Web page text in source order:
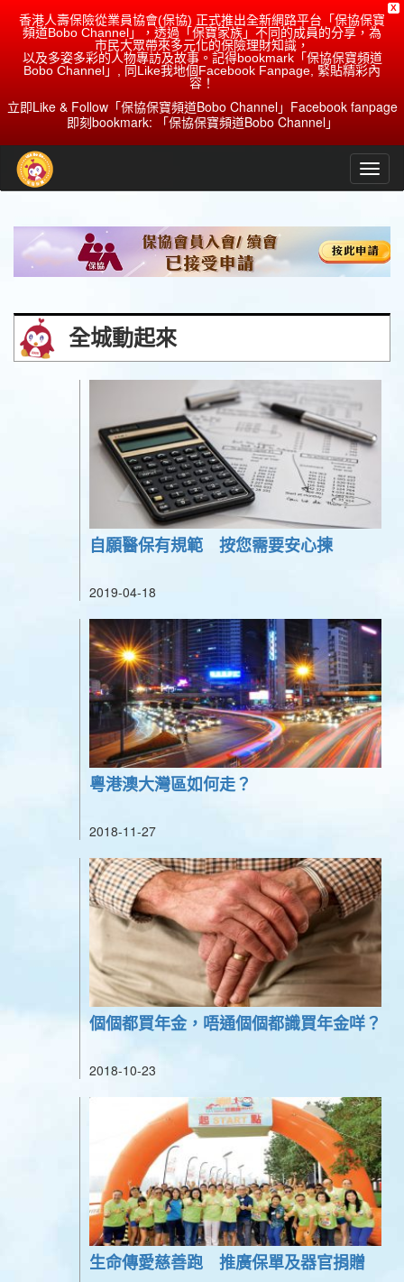
X
香港人壽保險從業員協會(保協) 正式推出全新網路平台「保協保寶
頻道Bobo Channel」，透過「保寶家族」不同的成員的分享，為
市民大眾帶來多元化的保險理財知識，
以及多姿多彩的人物專訪及故事。記得bookmark「保協保寶頻道
Bobo Channel」, 同Like我地個Facebook Fanpage, 緊貼精彩內
容！
立即Like & Follow「保協保寶頻道Bobo Channel」Facebook fanpage
即刻bookmark: 「保協保寶頻道Bobo Channel」
全城動起來
自願醫保有規範 按您需要安心揀
2019-04-18
粵港澳大灣區如何走？
2018-11-27
個個都買年金，唔通個個都識買年金咩？
2018-10-23
生命傳愛慈善跑 推廣保單及器官捐贈